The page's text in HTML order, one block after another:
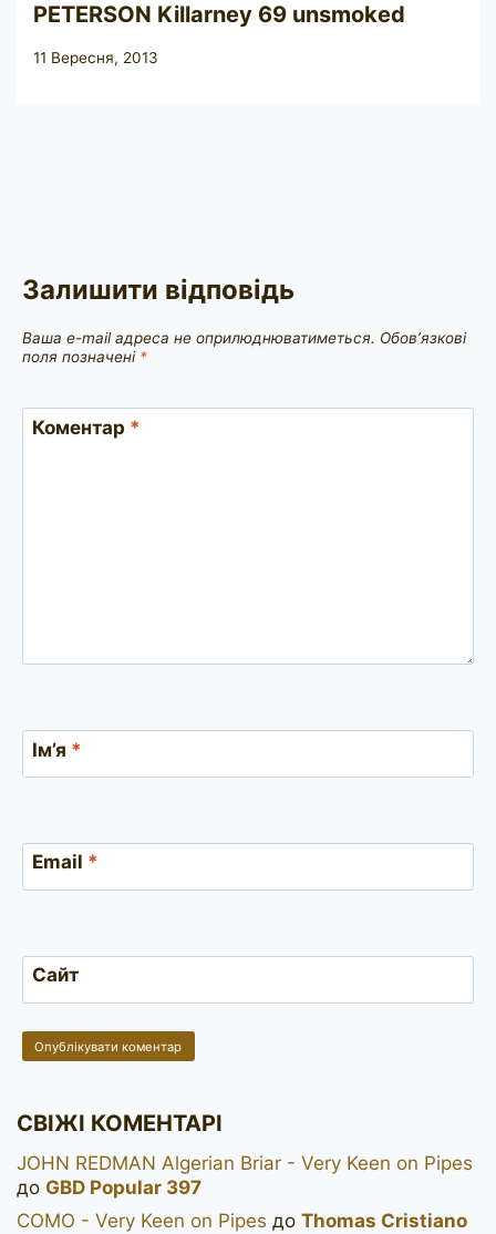
PETERSON Killarney 69 unsmoked
11 Вересня, 2013
Залишити відповідь
Ваша e-mail адреса не оприлюднюватиметься. Обов’язкові
поля позначені *
Коментар *
Ім’я *
Email *
Сайт
СВІЖІ КОМЕНТАРІ
JOHN REDMAN Algerian Briar - Very Keen on Pipes
до GBD Popular 397
COMO - Very Keen on Pipes до Thomas Cristiano